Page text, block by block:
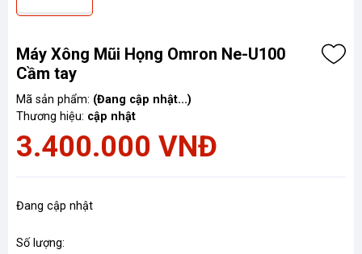
Máy Xông Mũi Họng Omron Ne-U100
Cầm tay
Mã sản phẩm: (Đang cập nhật...)
Thương hiệu: cập nhật
3.400.000 VNĐ
Đang cập nhật
Số lượng: